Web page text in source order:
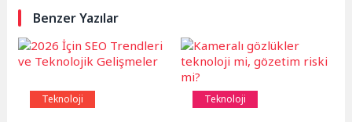
Benzer Yazılar
Teknoloji Teknoloji